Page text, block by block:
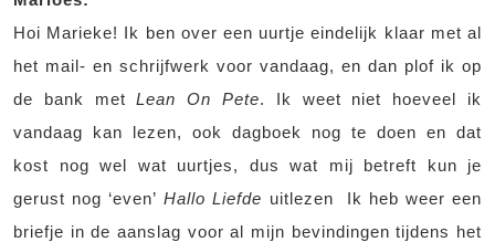
Hoi Marieke! Ik ben over een uurtje eindelijk klaar met al
het mail- en schrijfwerk voor vandaag, en dan plof ik op
de bank metLean On Pete. Ik weet niet hoeveel ik
vandaag kan lezen, ook dagboek nog te doen en dat
kost nog wel wat uurtjes, dus wat mij betreft kun je
gerust nog ‘even’Hallo Liefde uitlezen Ik heb weer een
briefje in de aanslag voor al mijn bevindingen tijdens het